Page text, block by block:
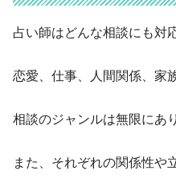
占い師はどんな相談にも対
恋愛、仕事、人間関係、家
相談のジャンルは無限にあ
また、それぞれの関係性や